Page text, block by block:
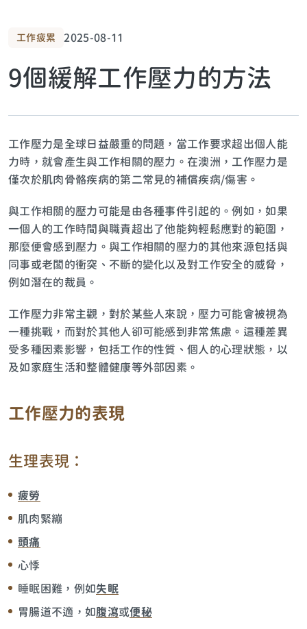
生活提案
工作疲累 2025-08-11
9個緩解工作壓力的方法
工作壓力是全球日益嚴重的問題，當工作要求超出個人能
力時，就會產生與工作相關的壓力。在澳洲，工作壓力是
僅次於肌肉骨骼疾病的第二常見的補償疾病/傷害。
與工作相關的壓力可能是由各種事件引起的。例如，如果
一個人的工作時間與職責超出了他能夠輕鬆應對的範圍，
那麼便會感到壓力。與工作相關的壓力的其他來源包括與
同事或老闆的衝突、不斷的變化以及對工作安全的威脅，
例如潛在的裁員。
工作壓力非常主觀，對於某些人來說，壓力可能會被視為
一種挑戰，而對於其他人卻可能感到非常焦慮。這種差異
受多種因素影響，包括工作的性質、個人的心理狀態，以
及如家庭生活和整體健康等外部因素。
工作壓力的表現
生理表現：
疲勞
肌肉緊繃
頭痛
心悸
睡眠困難，例如失眠
胃腸道不適，如腹瀉或便秘